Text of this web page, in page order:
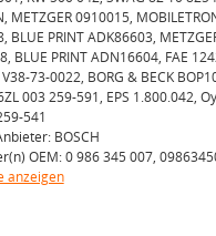
METZGER 0910015,
BLUE PRINT ADK86603,
BLUE PRINT ADN16604, FAE
73-0022, BORG & BECK
003 259-591, EPS 1.800.042,
541
BOSCH
OEM: 0 986 345 007,
anzeigen